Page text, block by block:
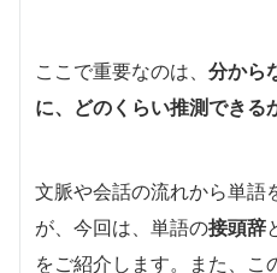
ここで重要なのは、 分から
に、どのくらい推測できる
文脈や会話の流れから単語
が、今回は、単語の接頭辞
をご紹介します。また、こ